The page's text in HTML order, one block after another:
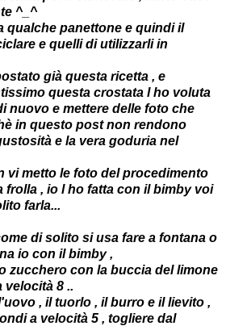
^_^
qualche panettone e quindi il
e quelli di utilizzarli in
già questa ricetta , e
questa crostata l ho voluta
nuovo e mettere delle foto che
in questo postnon rendono
e la vera goduria nel
vi metto le foto del procedimento
frolla , io l ho fatta con il bimby voi
farla...
di solito si usa fare a fontana o
io con il bimby ,
zucchero con la buccia del limone
velocità 8 ..
, il tuorlo , il burro e il lievito ,
a velocità 5 , togliere dal